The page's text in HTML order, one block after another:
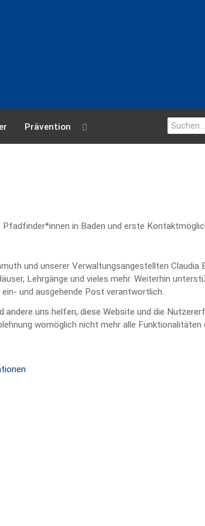
Prävention
Suchen
...
in Baden und erste
und unserer Verwaltungsangestellten Claudia
Lehrgänge und vieles mehr. Weiterhin
und ausgehende Post verantwortlich.
uns helfen, diese Website und die
womöglich nicht mehr alle